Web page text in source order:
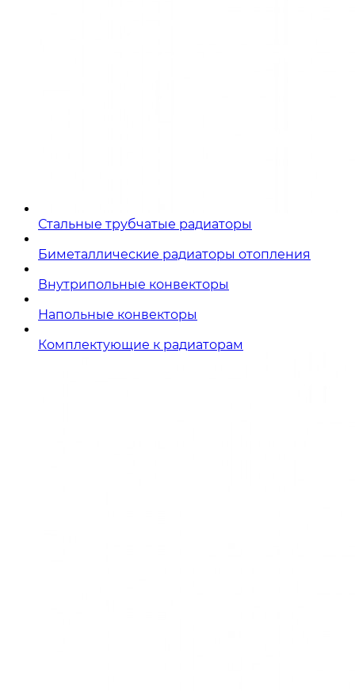
Стальные трубчатые радиаторы
Биметаллические радиаторы отопления
Внутрипольные конвекторы
Напольные конвекторы
Комплектующие к радиаторам